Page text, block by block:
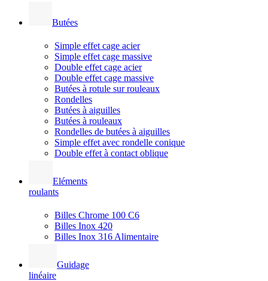
Butées
Simple effet cage acier
Simple effet cage massive
Double effet cage acier
Double effet cage massive
Butées à rotule sur rouleaux
Rondelles
Butées à aiguilles
Butées à rouleaux
Rondelles de butées à aiguilles
Simple effet avec rondelle conique
Double effet à contact oblique
Eléments
roulants
Billes Chrome 100 C6
Billes Inox 420
Billes Inox 316 Alimentaire
Guidage
linéaire